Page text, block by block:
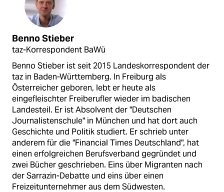
Benno Stieber
taz-Korrespondent BaWü
Benno Stieber ist seit 2015 Landeskorrespondent der
taz in Baden-Württemberg. In Freiburg als
Österreicher geboren, lebt er heute als
eingefleischter Freiberufler wieder im badischen
Landesteil. Er ist Absolvent der "Deutschen
Journalistenschule" in München und hat dort auch
Geschichte und Politik studiert. Er schrieb unter
anderem für die "Financial Times Deutschland", hat
einen erfolgreichen Berufsverband gegründet und
zwei Bücher geschrieben. Eins über Migranten nach
der Sarrazin-Debatte und eins über einen
Freizeitunternehmer aus dem Südwesten.